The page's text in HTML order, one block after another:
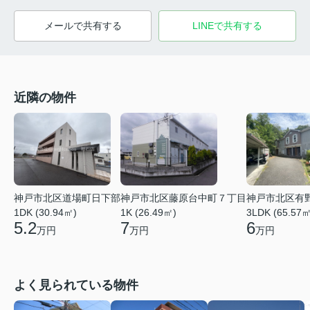
メールで共有する LINEで共有する
近隣の物件
神戸市北区道場町日下部
1DK (30.94㎡)
5.2万円
神戸市北区藤原台中町７丁目
1K (26.49㎡)
7万円
神戸市北区有
3LDK (65.57
6万円
よく見られている物件